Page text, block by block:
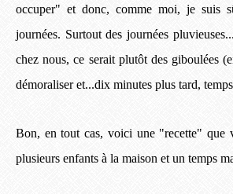
occuper" et donc, comme moi, je suis
journées. Surtout des journées
chez nous, ce serait plutôt des giboulées
démoraliser et...dix minutes plus tard,
Bon, en tout cas, voici une "recette" que
plusieurs enfants à la maison et un temps